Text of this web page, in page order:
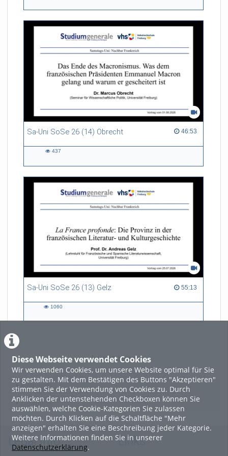
Diese Webseite verwendet Cookies
Wir verwenden Cookies, um unsere Website optimal für Sie
zu gestalten. Mit dem Bestätigen des Buttons "Akzeptieren"
stimmen Sie der Verwendung von Cookies zu. Durch
Anklicken der untenstehenden Checkboxen können Sie
auswählen, welche Cookie-Kategorien Sie zulassen
möchten. Durch Klicken auf die Schaltfläche "Mehr
anzeigen" erhalten Sie eine Beschreibung jeder Kategorie.
Weitere Informationen finden Sie in unserer
Datenschutzerklärung.
Sa-Uni SoSe 26 (14) Obrecht 46:53
46:53 duration
437
Sa-Uni SoSe 26 (13) Gelz 55:13
55:13 duration
1060
LADE MEHR
Featured
Beliebtheit
Legal Info Links